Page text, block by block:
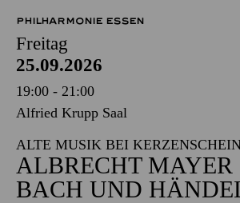
PHILHARMONIE ESSEN
Freitag
25.09.2026
19:00 - 21:00
Alfried Krupp Saal
ALTE MUSIK BEI
ALBRECHT MAYER
BACH UND